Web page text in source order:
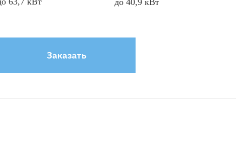
Заказать